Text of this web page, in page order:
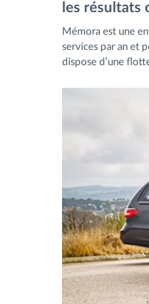
les résultats
Mémora est une
services par an et
dispose d’une